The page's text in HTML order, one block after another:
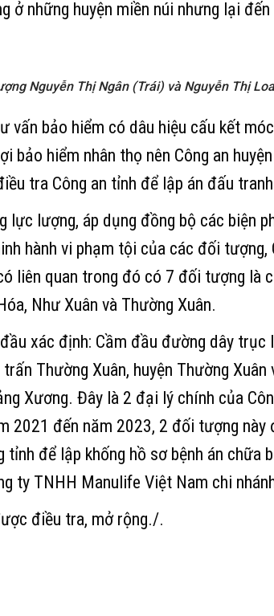
ở những huyện miền núi nhưng lại
Nguyễn Thị Ngân (Trái) và Nguyễn Thị
vấn bảo hiểm có dâu hiệu cấu kết
bảo hiểm nhân thọ nên Công an
tra Công an tỉnh để lập án đấu
lực lượng, áp dụng đồng bộ các biện
hành vi phạm tội của các đối tượng,
liên quan trong đó có 7 đối tượng là
Như Xuân và Thường Xuân.
xác định: Cầm đầu đường dây
Thường Xuân, huyện Thường
Xương. Đây là 2 đại lý chính của
2021 đến năm 2023, 2 đối tượng
tỉnh để lập khống hồ sơ bệnh án chữa
ty TNHH Manulife Việt Nam chi
điều tra, mở rộng./.